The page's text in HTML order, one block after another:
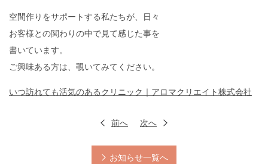
空間作りをサポートする私たちが、日々
お客様との関わりの中で見て感じた事を
書いています。
ご興味ある方は、覗いてみてください。
いつ訪れても活気のあるクリニック｜アロマクリエイト株式会社
前へ 次へ
お知らせ一覧へ